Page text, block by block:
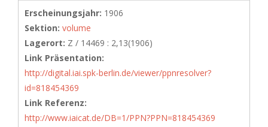
Erscheinungsjahr: 1906
Sektion: volume
Lagerort: Z / 14469 : 2,13(1906)
Link Präsentation:
http://digital.iai.spk-berlin.de/viewer/ppnresolver?
id=818454369
Link Referenz:
http://www.iaicat.de/DB=1/PPN?PPN=818454369